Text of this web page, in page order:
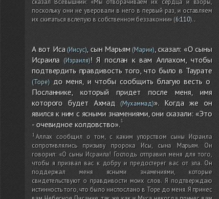
сказал Всевышний: «Мы отворачиваем их сердца и взоры,
поскольку они не уверовали в него в первый раз, и оставляем
их скитаться вслепую в собственном беззаконии» (6:110)..
А вот Иса(Иисус), сын Марьям(Марии), сказал: «О сыны
Исраила (Израиля)! Я послан к вам Аллахом, чтобы
подтвердить правдивость того, что было в Таурате
(Торе)до меня, и чтобы сообщить благую весть о
Посланнике, который придет после меня, имя
которого будет Ахмад (Мухаммад)». Когда же он
явился к ним с ясными знамениями, они сказали: «Это
- очевидное колдовство».
Аллах сообщил о том, с каким упорством сыны Исраила
сопротивлялись призыву пророка Исы, сына Марьям. Он
говорил: «О сыны Исраила! Господь отправил меня для того,
чтобы я призвал вас к добру и предостерег вас от зла. Он
поддержал меня ясными знамениями, которые
свидетельствуют о правдивости моих слов. Я подтверждаю
истинность того, что было ниспослано в Торе до меня. Я принес